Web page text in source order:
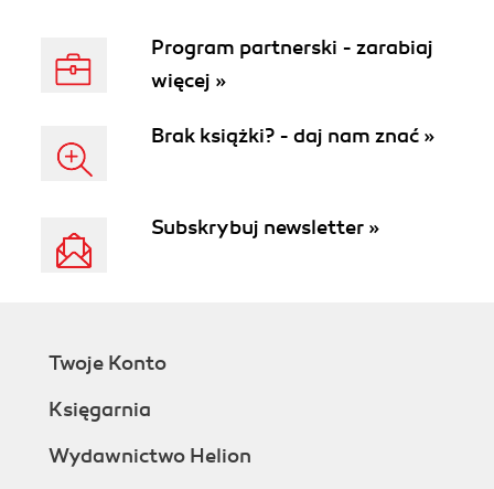
Program partnerski - zarabiaj
więcej »
Brak książki? - daj nam znać »
Subskrybuj newsletter »
Twoje Konto
Księgarnia
Wydawnictwo Helion